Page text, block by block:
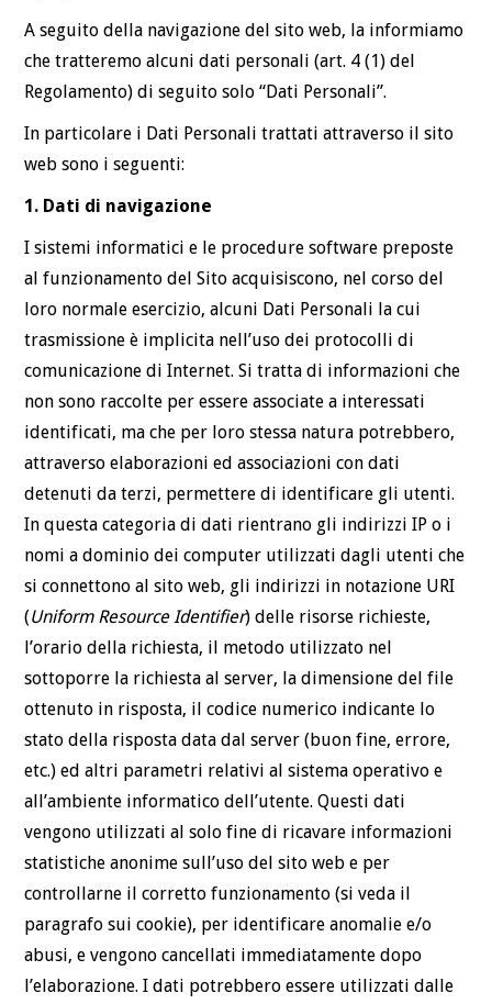
A seguito della navigazione del sito web, la informiamo
che tratteremo alcuni dati personali (art. 4 (1) del
Regolamento) di seguito solo “Dati Personali”.
In particolare i Dati Personali trattati attraverso il sito
web sono i seguenti:
1. Dati di navigazione
I sistemi informatici e le procedure software preposte
al funzionamento del Sito acquisiscono, nel corso del
loro normale esercizio, alcuni Dati Personali la cui
trasmissione è implicita nell’uso dei protocolli di
comunicazione di Internet. Si tratta di informazioni che
non sono raccolte per essere associate a interessati
identificati, ma che per loro stessa natura potrebbero,
attraverso elaborazioni ed associazioni con dati
detenuti da terzi, permettere di identificare gli utenti.
In questa categoria di dati rientrano gli indirizzi IP o i
nomi a dominio dei computer utilizzati dagli utenti che
si connettono al sito web, gli indirizzi in notazione URI
(Uniform Resource Identifier) delle risorse richieste,
l’orario della richiesta, il metodo utilizzato nel
sottoporre la richiesta al server, la dimensione del file
ottenuto in risposta, il codice numerico indicante lo
stato della risposta data dal server (buon fine, errore,
etc.) ed altri parametri relativi al sistema operativo e
all’ambiente informatico dell’utente. Questi dati
vengono utilizzati al solo fine di ricavare informazioni
statistiche anonime sull’uso del sito web e per
controllarne il corretto funzionamento (si veda il
paragrafo sui cookie), per identificare anomalie e/o
abusi, e vengono cancellati immediatamente dopo
l’elaborazione. I dati potrebbero essere utilizzati dalle